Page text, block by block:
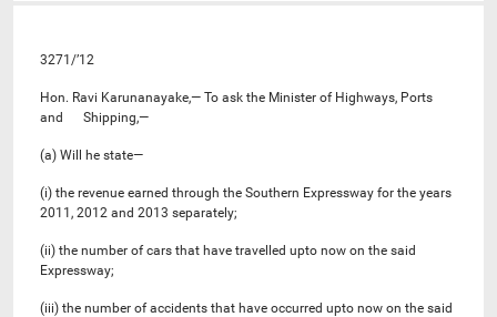
3271/’12
Hon. Ravi Karunanayake,— To ask the Minister of Highways, Ports
and Shipping,—
(a) Will he state—
(i) the revenue earned through the Southern Expressway for the years
2011, 2012 and 2013 separately;
(ii) the number of cars that have travelled upto now on the said
Expressway;
(iii) the number of accidents that have occurred upto now on the said